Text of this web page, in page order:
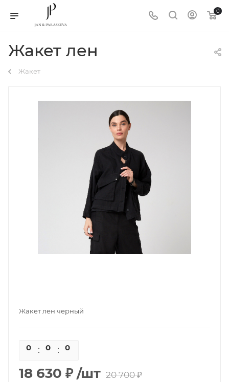
0
Жакет лен
Жакет
Жакет лен черный
0 0 0
18 630 ₽ /шт 20 700 ₽